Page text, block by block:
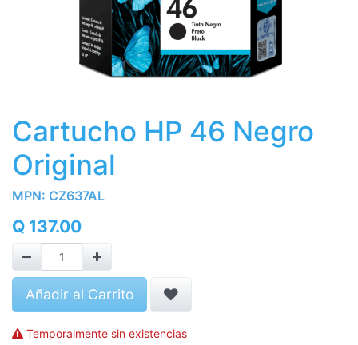
Cartucho HP 46 Negro
Original
MPN: CZ637AL
Q 137.00
Añadir al Carrito
Temporalmente sin existencias